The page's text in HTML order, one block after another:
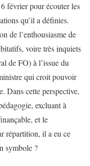
février pour écouter les
qu’il a définies.
de l’enthousiasme de
voire très inquiets
de FO) à l’issue du
qui croit pouvoir
Dans cette perspective,
excluant à
et le
répartition, il a eu ce
symbole ?